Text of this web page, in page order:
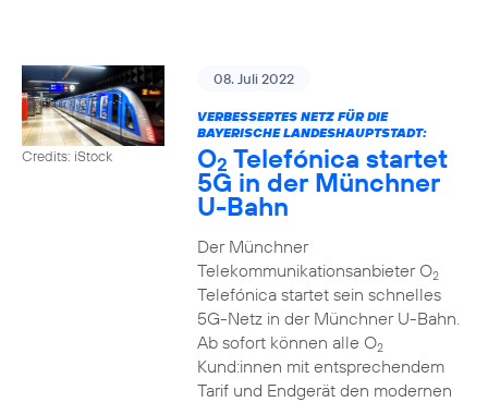
Credits: iStock
08. Juli 2022
VERBESSERTES NETZ FÜR DIE
BAYERISCHE LANDESHAUPTSTADT:
O2 Telefónica startet
5G in der Münchner
U-Bahn
Der Münchner
Telekommunikationsanbieter O2
Telefónica startet sein schnelles
5G-Netz in der Münchner U-Bahn.
Ab sofort können alle O2
Kund:innen mit entsprechendem
Tarif und Endgerät den modernen